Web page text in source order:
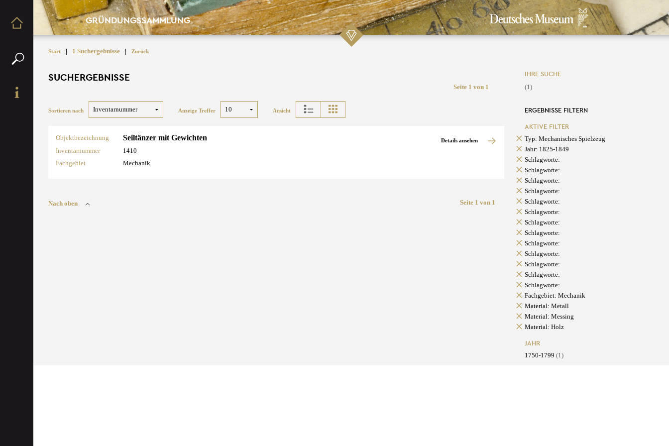
GRÜNDUNGSSAMMLUNG
Start | 1 Suchergebnisse | Zurück
SUCHERGEBNISSE
Seite 1 von 1
Sortieren nach Anzeige Treffer Ansicht
Objektbezeichnung Seiltänzer mit Gewichten
Inventarnummer
1410
Fachgebiet
Mechanik
Details ansehen
Nach oben Seite 1 von 1
IHRE SUCHE
(1)
ERGEBNISSE FILTERN
AKTIVE FILTER
Typ: Mechanisches Spielzeug
Jahr: 1825-1849
Schlagworte:
Schlagworte:
Schlagworte:
Schlagworte:
Schlagworte:
Schlagworte:
Schlagworte:
Schlagworte:
Schlagworte:
Schlagworte:
Schlagworte:
Schlagworte:
Schlagworte:
Fachgebiet: Mechanik
Material: Metall
Material: Messing
Material: Holz
JAHR
1750-1799 (1)